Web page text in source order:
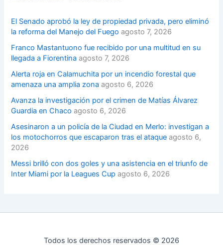
El Senado aprobó la ley de propiedad privada, pero eliminó
la reforma del Manejo del Fuego agosto 7, 2026
Franco Mastantuono fue recibido por una multitud en su
llegada a Fiorentina agosto 7, 2026
Alerta roja en Calamuchita por un incendio forestal que
amenaza una amplia zona agosto 6, 2026
Avanza la investigación por el crimen de Matías Álvarez
Guardia en Chaco agosto 6, 2026
Asesinaron a un policía de la Ciudad en Merlo: investigan a
los motochorros que escaparon tras el ataque agosto 6,
2026
Messi brilló con dos goles y una asistencia en el triunfo de
Inter Miami por la Leagues Cup agosto 6, 2026
Todos los derechos reservados © 2026